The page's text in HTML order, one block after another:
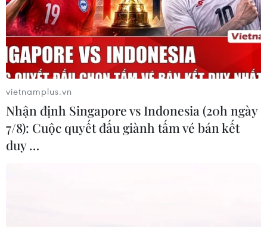
Bình Phước xây dựng khu công nghiệp
20/08/2018 09:00
Sacombank sẽ cấp tín dụng cho Becamex Bình Phước
nhằm mục đích xây dựng dự án khu công nghiệp – dân
cư Becamex Bình Phước.
vietnamplus.vn
Nhận định Singapore vs Indonesia (20h ngày
7/8): Cuộc quyết đấu giành tấm vé bán kết
duy …